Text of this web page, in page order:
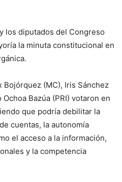
los diputados del Congreso
la minuta constitucional en
Bojórquez (MC), Iris Sánchez
Bazúa (PRI) votaron en
que podría debilitar la
cuentas, la autonomía
el acceso a la información,
y la competencia